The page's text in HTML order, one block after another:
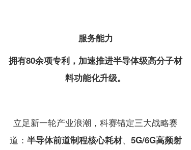
服务能力
拥有80余项专利，加速推进半导体级高分子材
料功能化升级。
立足新一轮产业浪潮，科赛锚定三大战略赛
道： 半导体前道制程核心耗材、 5G/6G高频射